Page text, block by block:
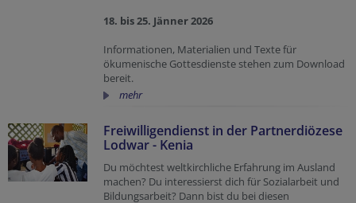
18. bis 25. Jänner 2026
Informationen, Materialien und Texte für
ökumenische Gottesdienste stehen zum Download
bereit.
mehr
Freiwilligendienst in der Partnerdiözese
Lodwar - Kenia
Du möchtest weltkirchliche Erfahrung im Ausland
machen? Du interessierst dich für Sozialarbeit und
Bildungsarbeit? Dann bist du bei diesen